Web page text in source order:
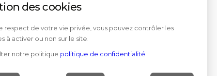
des cookies
respect de votre vie privée, vous pouvez contrôler les
à activer ou non sur le site.
notre politique politique de confidentialité